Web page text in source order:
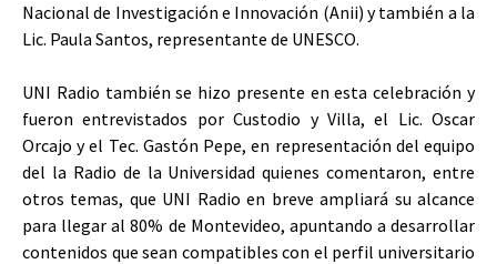
Nacional de Investigación e Innovación (Anii) y también a la
Lic. Paula Santos, representante de UNESCO.
UNI Radio también se hizo presente en esta celebración y
fueron entrevistados por Custodio y Villa, el Lic. Oscar
Orcajo y el Tec. Gastón Pepe, en representación del equipo
del la Radio de la Universidad quienes comentaron, entre
otros temas, que UNI Radio en breve ampliará su alcance
para llegar al 80% de Montevideo, apuntando a desarrollar
contenidos que sean compatibles con el perfil universitario